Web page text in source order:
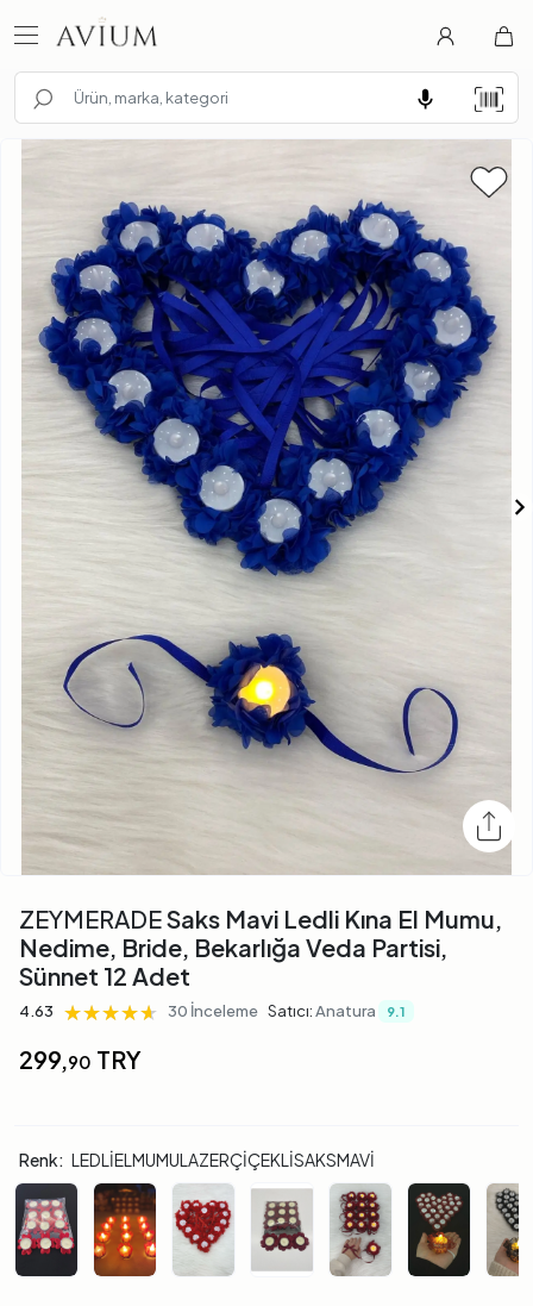
ZEYMERADESaks Mavi Ledli Kına El Mumu,
Nedime, Bride, Bekarlığa Veda Partisi,
Sünnet 12 Adet
4.63 ★★★★★
★★★★★
★★★★★ 30 İnceleme Satıcı:Anatura 9.1
299,90 TRY
Renk: LEDLİELMUMULAZERÇİÇEKLİSAKSMAVİ